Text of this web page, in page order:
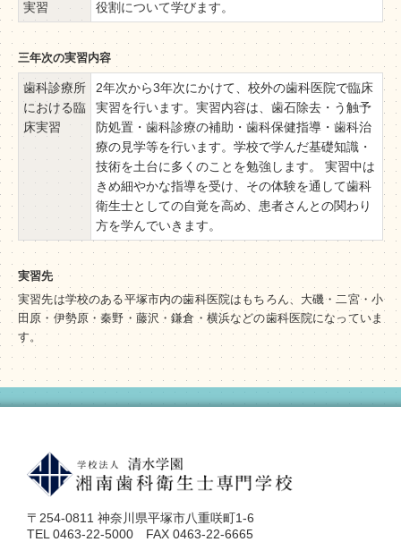
実習 役割について学びます。
三年次の実習内容
歯科診療所
における臨
床実習
2年次から3年次にかけて、校外の歯科医院で臨床
実習を行います。実習内容は、歯石除去・う触予
防処置・歯科診療の補助・歯科保健指導・歯科治
療の見学等を行います。学校で学んだ基礎知識・
技術を土台に多くのことを勉強します。 実習中は
きめ細やかな指導を受け、その体験を通して歯科
衛生士としての自覚を高め、患者さんとの関わり
方を学んでいきます。
実習先
実習先は学校のある平塚市内の歯科医院はもちろん、大磯・二宮・小
田原・伊勢原・秦野・藤沢・鎌倉・横浜などの歯科医院になっていま
す。
〒254-0811 神奈川県平塚市八重咲町1-6
TEL 0463-22-5000 FAX 0463-22-6665